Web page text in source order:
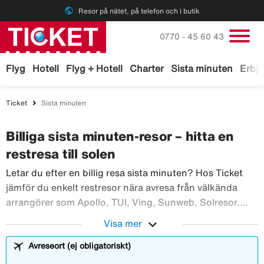
public Resor på nätet, på telefon och i butik
Flyg Hotell Flyg + Hotell Charter Sista minuten
Ring oss på
0770 - 45 60 43
Ticket Sista minuten
Billiga sista minuten-resor – hitta en
restresa till solen
Letar du efter en billig resa sista minuten? Hos Ticket
jämför du enkelt restresor nära avresa från välkända
arrangörer som Apollo, TUI, Ving, Sunweb, Solresor,
sista minuten charter med specificerat boende till
Visa mer expand_more
Avreseort (ej obligatoriskt)